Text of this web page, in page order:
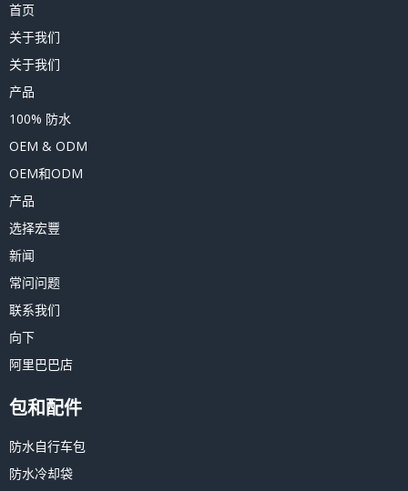
首页
关于我们
关于我们
产品
100% 防水
OEM & ODM
OEM和ODM
产品
选择宏豐
新闻
常问问题
联系我们
向下
阿里巴巴店
包和配件
防水自行车包
防水冷却袋